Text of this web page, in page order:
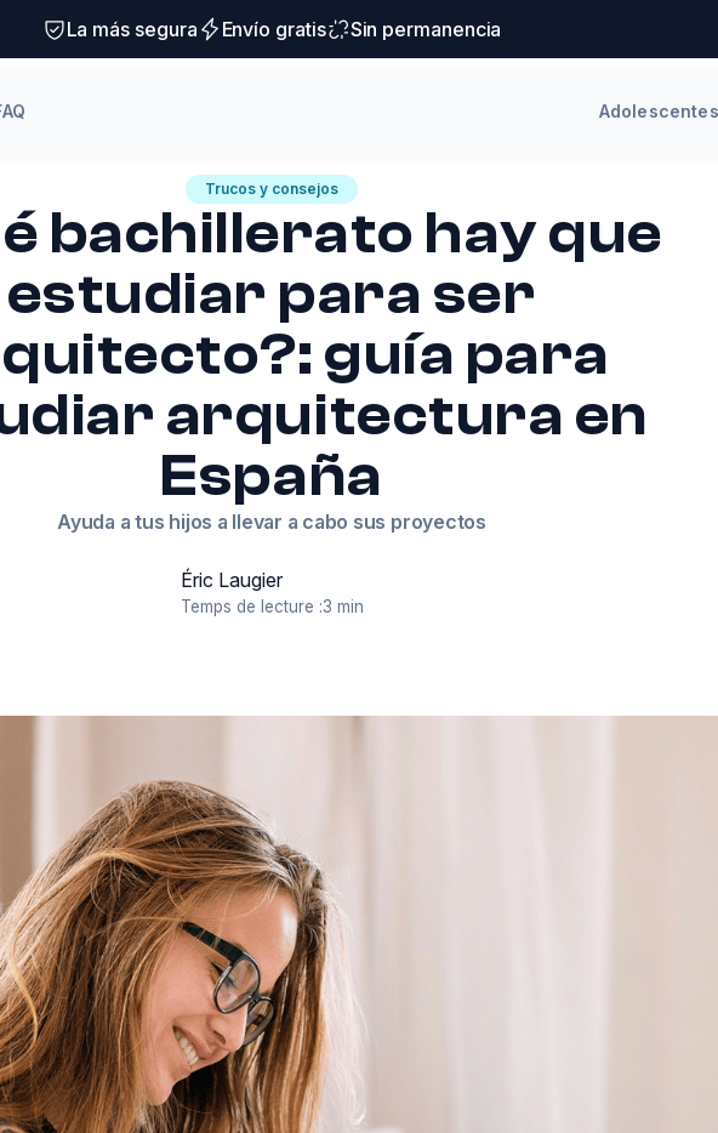
La más segura Envío gratis Sin permanencia
Adolescentes
Trucos y consejos
bachillerato hay que
estudiar para ser
guía para
arquitectura en
España
Ayuda a tus hijos a llevar a cabo sus proyectos
Éric Laugier
Temps de lecture :3 min